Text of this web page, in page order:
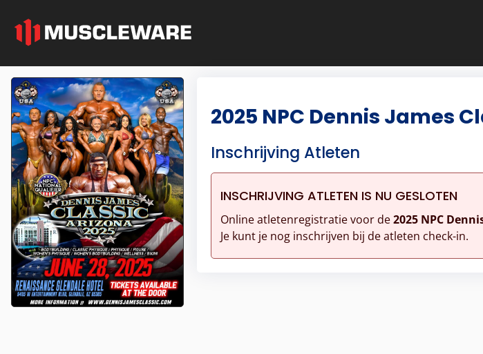
2025 NPC Dennis James
Inschrijving Atleten
INSCHRIJVING ATLETEN IS NU GESLOTEN
Online atletenregistratie voor de2025 NPC
Je kunt je nog inschrijven bij de atleten check-in.